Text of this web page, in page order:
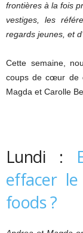
frontières à la fois
vestiges, les
regards jeunes, et
Cette semaine,
coups de cœur de
Magda et Carolle
Lundi :
effacer
foods ?